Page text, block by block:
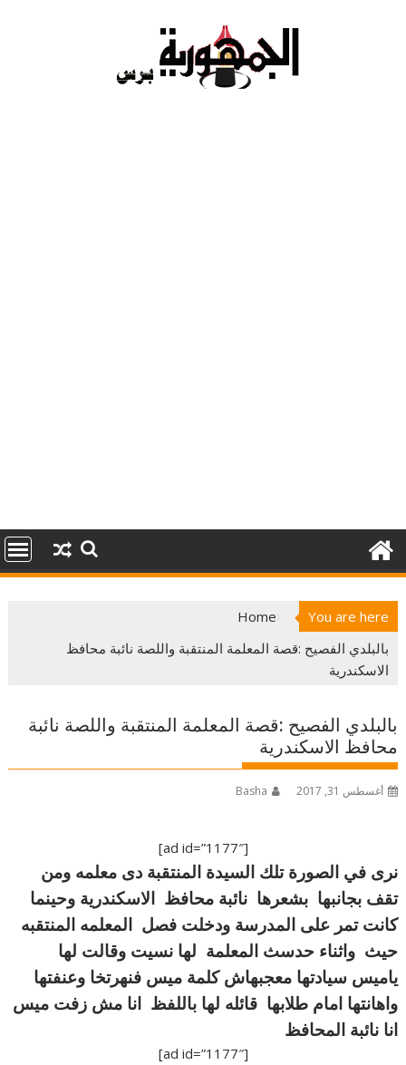
You are here
Home
بالبلدي الفصيح :قصة المعلمة المنتقبة واللصة نائبة محافظ
الاسكندرية
بالبلدي الفصيح :قصة المعلمة المنتقبة واللصة نائبة
محافظ الاسكندرية
أغسطس 31, 2017 Basha
[ad id=”1177″]
نرى في الصورة تلك السيدة المنتقبة دى معلمه ومن
تقف بجانبها بشعرها نائبة محافظ الاسكندرية وحينما
كانت تمر على المدرسة ودخلت فصل المعلمه المنتقبه
حيث واثناء حدسث المعلمة لها نسيت وقالت لها
ياميس سيادتها معجبهاش كلمة ميس فنهرتخا وعنفتها
واهانتها امام طلابها قائله لها باللفظ انا مش زفت ميس
انا نائبة المحافظ
[ad id=”1177″]